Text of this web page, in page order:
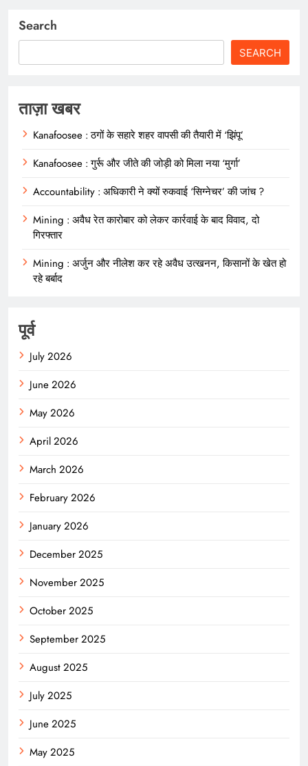
Search
SEARCH
ताज़ा खबर
Kanafoosee : ठगों के सहारे शहर वापसी की तैयारी में ‘झिंपू’
Kanafoosee : गुर्रू और जीते की जोड़ी को मिला नया ‘मुर्गा’
Accountability : अधिकारी ने क्यों रुकवाई ‘सिग्नेचर’ की जांच ?
Mining : अवैध रेत कारोबार को लेकर कार्रवाई के बाद विवाद, दो
गिरफ्तार
Mining : अर्जुन और नीलेश कर रहे अवैध उत्खनन, किसानों के खेत हो
रहे बर्बाद
पूर्व
July 2026
June 2026
May 2026
April 2026
March 2026
February 2026
January 2026
December 2025
November 2025
October 2025
September 2025
August 2025
July 2025
June 2025
May 2025